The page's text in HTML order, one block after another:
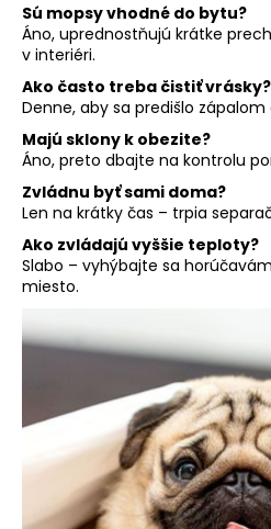
Sú mopsy vhodné do bytu?
Áno, uprednostňujú krátke
v interiéri.
Ako často treba čistiť vrásky?
Denne, aby sa predišlo
Majú sklony k obezite?
Áno, preto dbajte na kontrolu
Zvládnu byť sami doma?
Len na krátky čas – trpia
Ako zvládajú vyššie teploty?
Slabo – vyhýbajte sa
miesto.